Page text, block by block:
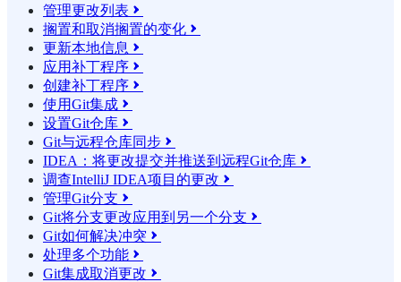
管理更改列表 
搁置和取消搁置的变化 
更新本地信息 
应用补丁程序 
创建补丁程序 
使用Git集成 
设置Git仓库 
Git与远程仓库同步 
IDEA：将更改提交并推送到远程Git仓库 
调查IntelliJ IDEA项目的更改 
管理Git分支 
Git将分支更改应用到另一个分支 
Git如何解决冲突 
处理多个功能 
Git集成取消更改 